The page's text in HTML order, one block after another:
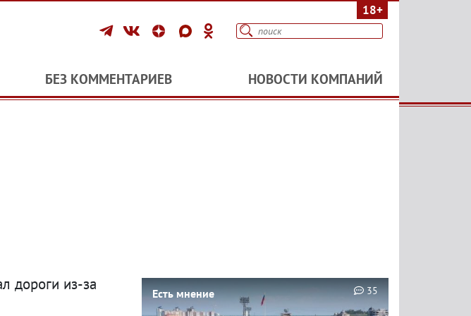
18+
БЕЗ КОММЕНТАРИЕВ НОВОСТИ КОМПАНИЙ
дороги из-за
Есть мнение 35